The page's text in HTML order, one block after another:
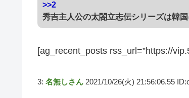
>>2
秀吉主人公の太閤立志伝シリーズは韓
[ag_recent_posts rss_url=”https://
3: 名無しさん 2021/10/26(火) 21:56:06.55